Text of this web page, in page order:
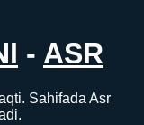
- ASR
Sahifada Asr